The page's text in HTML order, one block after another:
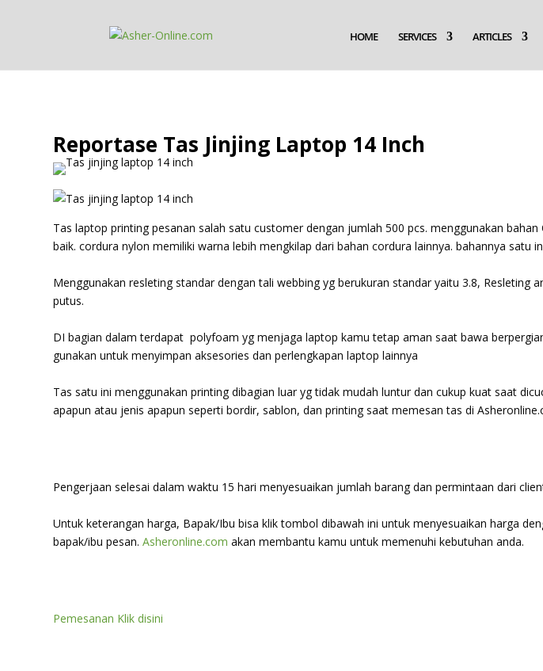
HOME SERVICES ARTICLES
Reportase Tas Jinjing Laptop 14 Inch
Tas laptop printing pesanan salah satu customer dengan jumlah 500 pcs. menggunakan
baik. cordura nylon memiliki warna lebih mengkilap dari bahan cordura lainnya. bahannya satu
Menggunakan resleting standar dengan tali webbing yg berukuran standar yaitu 3.8, Resleting
putus.
DI bagian dalam terdapat polyfoam yg menjaga laptop kamu tetap aman saat bawa
gunakan untuk menyimpan aksesories dan perlengkapan laptop lainnya
Tas satu ini menggunakan printing dibagian luar yg tidak mudah luntur dan cukup kuat saat
apapun atau jenis apapun seperti bordir, sablon, dan printing saat memesan tas di
Pengerjaan selesai dalam waktu 15 hari menyesuaikan jumlah barang dan permintaan dari
Untuk keterangan harga, Bapak/Ibu bisa klik tombol dibawah ini untuk menyesuaikan harga
bapak/ibu pesan. Asheronline.com akan membantu kamu untuk memenuhi kebutuhan anda.
Pemesanan Klik disini